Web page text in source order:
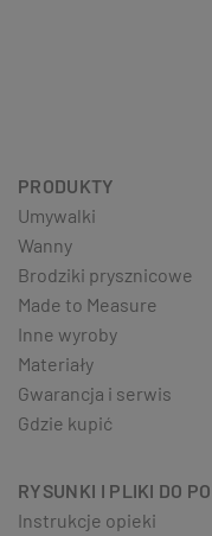
PRODUKTY
Umywalki
Wanny
Brodziki prysznicowe
Made to Measure
Inne wyroby
Materiały
Gwarancja i serwis
Gdzie kupić
RYSUNKI I PLIKI DO
Instrukcje opieki